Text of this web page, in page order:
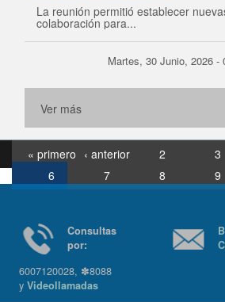
La reunión permitió establecer
colaboración para...
Martes, 30 Junio, 2026 -
Ver más
« primero ‹ anterior 2 3
6
7 8 9
Consultas
6007120028, ✽8088
yVideollamadas